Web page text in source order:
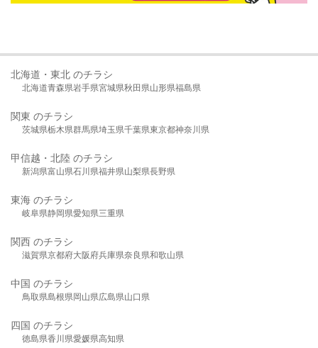
北海道・東北 のチラシ
北海道青森県岩手県宮城県秋田県山形県福島県
関東 のチラシ
茨城県栃木県群馬県埼玉県千葉県東京都神奈川県
甲信越・北陸 のチラシ
新潟県富山県石川県福井県山梨県長野県
東海 のチラシ
岐阜県静岡県愛知県三重県
関西 のチラシ
滋賀県京都府大阪府兵庫県奈良県和歌山県
中国 のチラシ
鳥取県島根県岡山県広島県山口県
四国 のチラシ
徳島県香川県愛媛県高知県